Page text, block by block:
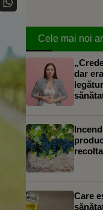
Cele mai noi
dar
Care